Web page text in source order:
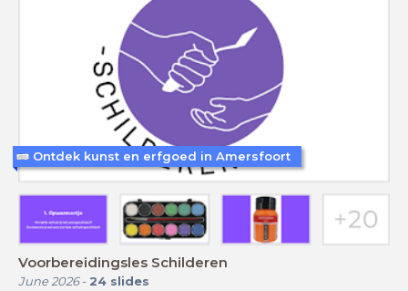
Voorbereidingsles Schilderen
June 2026- 24 slides
Ontdek kunst en erfgoed in Amersfoort